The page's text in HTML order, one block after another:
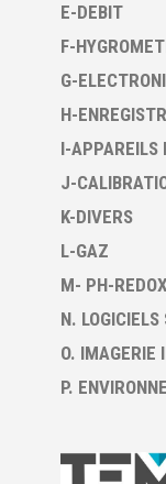
E-DEBIT
F-
G-
H-
I-APPAREILS
J-
K-DIVERS
L-GAZ
M- PH-
N.
O. IMAGERIE
P.